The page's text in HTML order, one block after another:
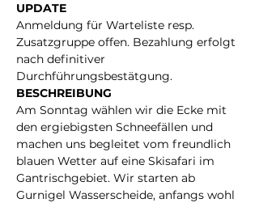
UPDATE
Anmeldung für Warteliste resp.
Zusatzgruppe offen. Bezahlung erfolgt
nach definitiver
Durchführungsbestätgung.
BESCHREIBUNG
Am Sonntag wählen wir die Ecke mit
den ergiebigsten Schneefällen und
machen uns begleitet vom freundlich
blauen Wetter auf eine Skisafari im
Gantrischgebiet. Wir starten ab
Gurnigel Wasserscheide, anfangs wohl